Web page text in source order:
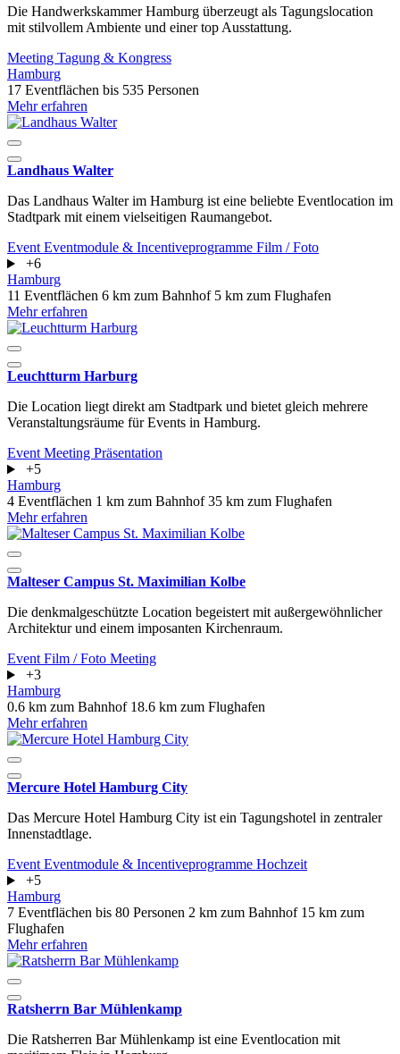
Die Handwerkskammer Hamburg überzeugt als Tagungslocation
mit stilvollem Ambiente und einer top Ausstattung.
Meeting Tagung & Kongress
Hamburg
17 Eventflächen bis 535 Personen
Mehr erfahren
Landhaus Walter
Das Landhaus Walter im Hamburg ist eine beliebte Eventlocation im
Stadtpark mit einem vielseitigen Raumangebot.
Event Eventmodule & Incentiveprogramme Film / Foto
+6
Hamburg
11 Eventflächen 6 km zum Bahnhof 5 km zum Flughafen
Mehr erfahren
Leuchtturm Harburg
Die Location liegt direkt am Stadtpark und bietet gleich mehrere
Veranstaltungsräume für Events in Hamburg.
Event Meeting Präsentation
+5
Hamburg
4 Eventflächen 1 km zum Bahnhof35 km zum Flughafen
Mehr erfahren
Malteser Campus St. Maximilian Kolbe
Die denkmalgeschützte Location begeistert mit außergewöhnlicher
Architektur und einem imposanten Kirchenraum.
Event Film / Foto Meeting
+3
Hamburg
0.6 km zum Bahnhof 18.6 km zum Flughafen
Mehr erfahren
Mercure Hotel Hamburg City
Das Mercure Hotel Hamburg City ist ein Tagungshotel in zentraler
Innenstadtlage.
Event Eventmodule & Incentiveprogramme Hochzeit
+5
Hamburg
7 Eventflächen bis 80 Personen 2 km zum Bahnhof 15 km zum
Flughafen
Mehr erfahren
Ratsherrn Bar Mühlenkamp
Die Ratsherren Bar Mühlenkamp ist eine Eventlocation mit